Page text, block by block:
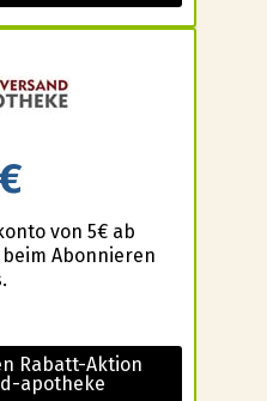
von 5€ ab
beim Abonnieren
Rabatt-Aktion
apotheke